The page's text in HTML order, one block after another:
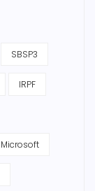
SBSP3
IRPF
Microsoft